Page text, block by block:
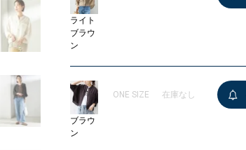
ライト
ブラウ
ン
ブラウ
ン
ONE SIZE 在庫なし